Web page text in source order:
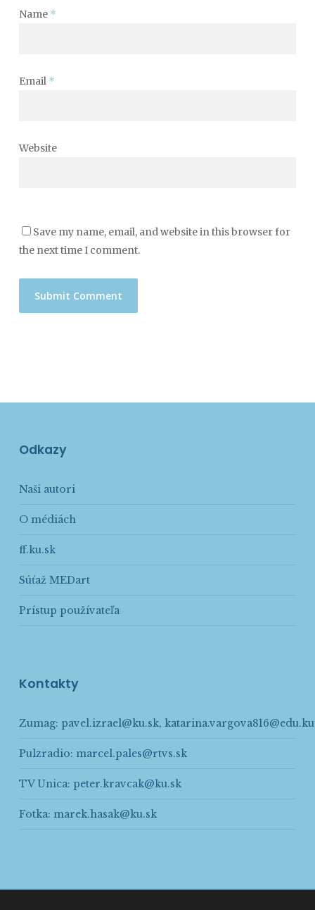
Name *
Email *
Website
Save my name, email, and website in this browser for
the next time I comment.
Odkazy
Naši autori
O médiách
ff.ku.sk
Súťaž MEDart
Prístup používateľa
Kontakty
Zumag: pavel.izrael@ku.sk,
Pulzradio: marcel.pales@rtvs.sk
TV Unica: peter.kravcak@ku.sk
Fotka: marek.hasak@ku.sk